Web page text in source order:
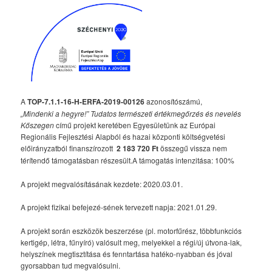
ATOP-7.1.1-16-H-ERFA-2019-00126azonosítószámú,
„Mindenki a hegyre!” Tudatos természeti értékmegőrzés és nevelés
Kőszegencímű projekt keretében Egyesületünk az Európai
Regionális Fejlesztési Alapból és hazai központi költségvetési
előirányzatból finanszírozott2 183 720 Ftösszegű vissza nem
térítendő támogatásban részesült.A támogatás intenzitása: 100%
A projekt megvalósításának kezdete: 2020.03.01.
A projekt fizikai befejezé-sének tervezett napja: 2021.01.29.
A projekt során eszközök beszerzése (pl. motorfűrész, többfunkciós
kertigép, létra, fűnyíró) valósult meg, melyekkel a régi/új útvona-lak,
helyszínek megtisztítása és fenntartása hatéko-nyabban és jóval
gyorsabban tud megvalósulni.